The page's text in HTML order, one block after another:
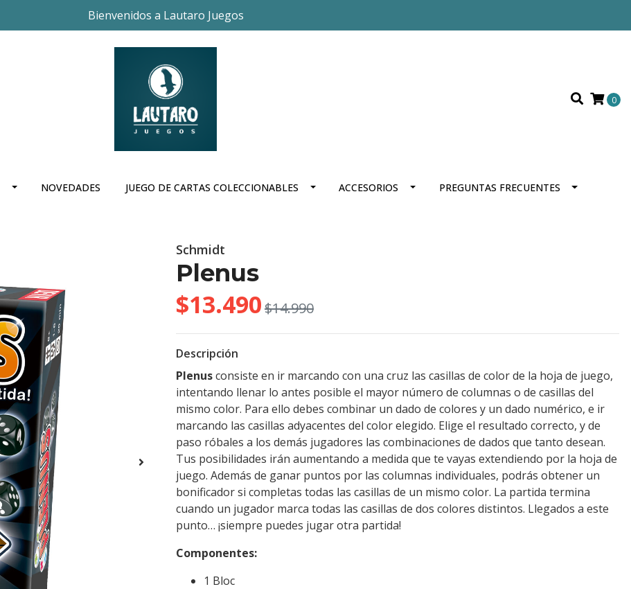
Bienvenidos a Lautaro Juegos
0
NOVEDADES JUEGO DE CARTAS COLECCIONABLES ACCESORIOS PREGUNTAS FRECUENTES
Schmidt
Plenus
$13.490$14.990
Descripción
Plenusconsiste en ir marcando con una cruz las casillas de color de la hoja de juego,
intentando llenar lo antes posible el mayor número de columnas o de casillas del
mismo color. Para ello debes combinar un dado de colores y un dado numérico, e ir
marcando las casillas adyacentes del color elegido. Elige el resultado correcto, y de
paso róbales a los demás jugadores las combinaciones de dados que tanto desean.
Tus posibilidades irán aumentando a medida que te vayas extendiendo por la hoja de
juego. Además de ganar puntos por las columnas individuales, podrás obtener un
bonificador si completas todas las casillas de un mismo color. La partida termina
cuando un jugador marca todas las casillas de dos colores distintos. Llegados a este
punto… ¡siempre puedes jugar otra partida!
Componentes:
1 Bloc